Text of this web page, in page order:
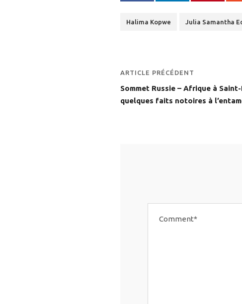
Halima Kopwe Julia Samantha
ARTICLE PRÉCÉDENT
Sommet Russie – Afrique à
quelques faits notoires à